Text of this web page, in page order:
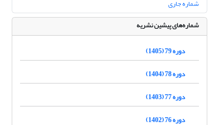
شماره جاری
شماره‌های پیشین نشریه
دوره 79 (1405)
دوره 78 (1404)
دوره 77 (1403)
دوره 76 (1402)